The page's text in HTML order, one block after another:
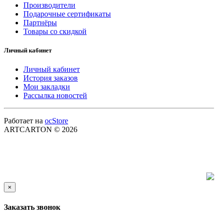
Производители
Подарочные сертификаты
Партнёры
Товары со скидкой
Личный кабинет
Личный кабинет
История заказов
Мои закладки
Рассылка новостей
Работает на ocStore
ARTCARTON © 2026
×
Заказать звонок